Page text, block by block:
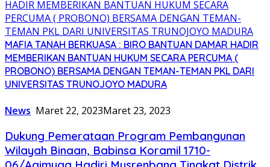
MAFIA TANAH BERKUASA : BIRO BANTUAN DAMAR HADIR
MEMBERIKAN BANTUAN HUKUM SECARA PERCUMA (
PROBONO) BERSAMA DENGAN TEMAN-TEMAN PKL DARI
UNIVERSITAS TRUNOJOYO MADURA
News Maret 22, 2023Maret 23, 2023
Dukung Pemerataan Program Pembangunan
Wilayah Binaan, Babinsa Koramil 1710-